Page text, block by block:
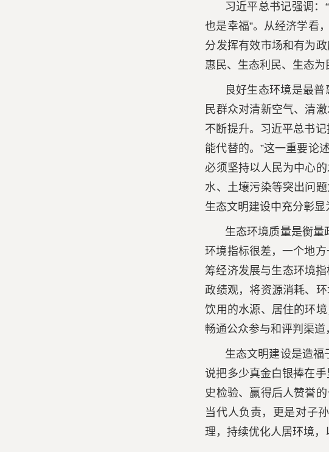
习近平总书记强调
也是幸福”。从经济学看
分发挥有效市场和有为
惠民、生态利民、生态为
良好生态环境是最
民群众对清新空气、清
不断提升。习近平总书
能代替的。”这一重要论
必须坚持以人民为中心
水、土壤污染等突出问
生态文明建设中充分彰显
生态环境质量是衡量
环境指标很差，一个地
筹经济发展与生态环境
政绩观，将资源消耗、
饮用的水源、居住的环
畅通公众参与和评判渠
生态文明建设是造福
说把多少真金白银捧在
史检验、赢得后人赞誉
当代人负责，更是对子
理，持续优化人居环境